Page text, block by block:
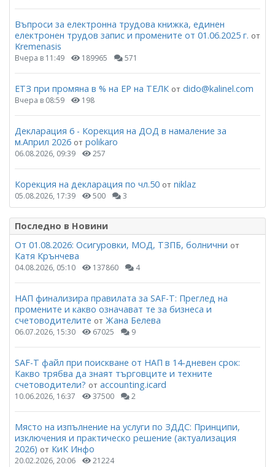
Въпроси за електронна трудова книжка, единен
електронен трудов запис и промените от 01.06.2025 г. от
Kremenasis
Вчера в 11:49 189965 571
ЕТЗ при промяна в % на ЕР на ТЕЛК от dido@kalinel.com
Вчера в 08:59 198
Декларация 6 - Корекция на ДОД в намаление за
м.Април 2026 от polikaro
06.08.2026, 09:39 257
Корекция на декларация по чл.50 от niklaz
05.08.2026, 17:39 500 3
Последно в Новини
От 01.08.2026: Осигуровки, МОД, ТЗПБ, болнични от
Катя Крънчева
04.08.2026, 05:10 137860 4
НАП финализира правилата за SAF-T: Преглед на
промените и какво означават те за бизнеса и
счетоводителите от Жана Белева
06.07.2026, 15:30 67025 9
SAF-T файл при поискване от НАП в 14-дневен срок:
Какво трябва да знаят търговците и техните
счетоводители? от accounting.icard
10.06.2026, 16:37 37500 2
Място на изпълнение на услуги по ЗДДС: Принципи,
изключения и практическо решение (актуализация
2026) от КиК Инфо
20.02.2026, 20:06 21224